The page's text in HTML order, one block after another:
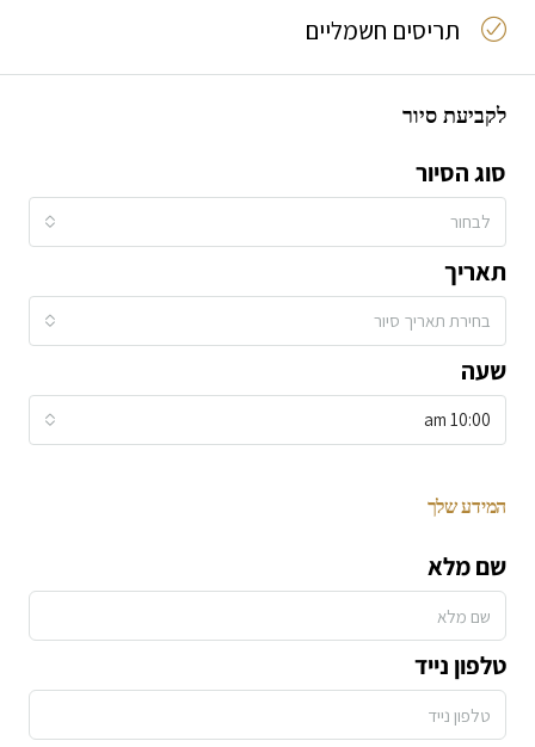
תריסים חשמליים
לקביעת סיור
סוג הסיור
לבחור
תאריך
בחירת תאריך סיור
שעה
10:00 am
המידע שלך
שם מלא
טלפון נייד